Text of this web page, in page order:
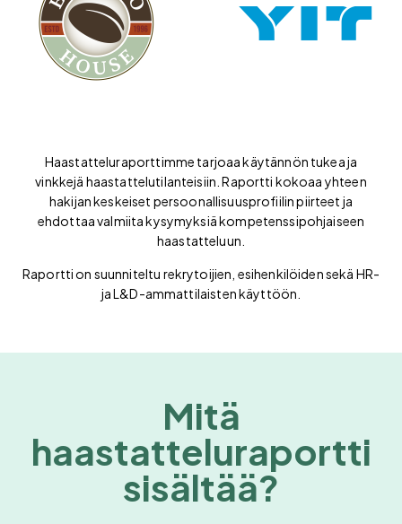
Haastatteluraporttimme tarjoaa käytännön tukea ja
vinkkejä haastattelutilanteisiin. Raportti kokoaa yhteen
hakijan keskeiset persoonallisuusprofiilin piirteet ja
ehdottaa valmiita kysymyksiä kompetenssipohjaiseen
haastatteluun.
Raportti on suunniteltu rekrytoijien, esihenkilöiden sekä HR-
ja L&D-ammattilaisten käyttöön.
Mitä
haastatteluraportti
sisältää?